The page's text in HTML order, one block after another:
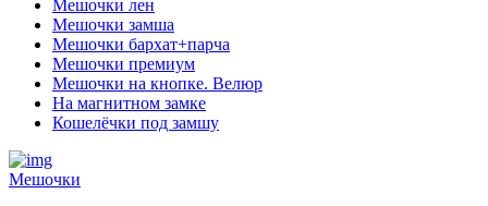
Мешочки лен
Мешочки замша
Мешочки бархат+парча
Мешочки премиум
Мешочки на кнопке. Велюр
На магнитном замке
Кошелёчки под замшу
Мешочки